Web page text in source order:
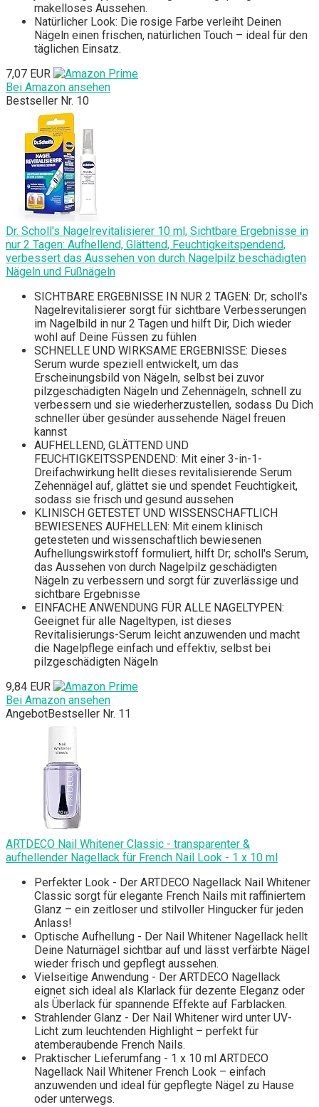
makelloses Aussehen.
Natürlicher Look: Die rosige Farbe verleiht Deinen
Nägeln einen frischen, natürlichen Touch – ideal für den
täglichen Einsatz.
7,07 EUR
Bei Amazon ansehen
Bestseller Nr. 10
Dr. Scholl's Nagelrevitalisierer 10 ml, Sichtbare Ergebnisse in
nur 2 Tagen: Aufhellend, Glättend, Feuchtigkeitspendend,
verbessert das Aussehen von durch Nagelpilz beschädigten
Nägeln und Fußnägeln
SICHTBARE ERGEBNISSE IN NUR 2 TAGEN: Dr; scholl's
Nagelrevitalisierer sorgt für sichtbare Verbesserungen
im Nagelbild in nur 2 Tagen und hilft Dir, Dich wieder
wohl auf Deine Füssen zu fühlen
SCHNELLE UND WIRKSAME ERGEBNISSE: Dieses
Serum wurde speziell entwickelt, um das
Erscheinungsbild von Nägeln, selbst bei zuvor
pilzgeschädigten Nägeln und Zehennägeln, schnell zu
verbessern und sie wiederherzustellen, sodass Du Dich
schneller über gesünder aussehende Nägel freuen
kannst
AUFHELLEND, GLÄTTEND UND
FEUCHTIGKEITSSPENDEND: Mit einer 3-in-1-
Dreifachwirkung hellt dieses revitalisierende Serum
Zehennägel auf, glättet sie und spendet Feuchtigkeit,
sodass sie frisch und gesund aussehen
KLINISCH GETESTET UND WISSENSCHAFTLICH
BEWIESENES AUFHELLEN: Mit einem klinisch
getesteten und wissenschaftlich bewiesenen
Aufhellungswirkstoff formuliert, hilft Dr; scholl's Serum,
das Aussehen von durch Nagelpilz geschädigten
Nägeln zu verbessern und sorgt für zuverlässige und
sichtbare Ergebnisse
EINFACHE ANWENDUNG FÜR ALLE NAGELTYPEN:
Geeignet für alle Nageltypen, ist dieses
Revitalisierungs-Serum leicht anzuwenden und macht
die Nagelpflege einfach und effektiv, selbst bei
pilzgeschädigten Nägeln
9,84 EUR
Bei Amazon ansehen
AngebotBestseller Nr. 11
ARTDECO Nail Whitener Classic - transparenter &
aufhellender Nagellack für French Nail Look - 1 x 10 ml
Perfekter Look - Der ARTDECO Nagellack Nail Whitener
Classic sorgt für elegante French Nails mit raffiniertem
Glanz – ein zeitloser und stilvoller Hingucker für jeden
Anlass!
Optische Aufhellung - Der Nail Whitener Nagellack hellt
Deine Naturnägel sichtbar auf und lässt verfärbte Nägel
wieder frisch und gepflegt aussehen.
Vielseitige Anwendung - Der ARTDECO Nagellack
eignet sich ideal als Klarlack für dezente Eleganz oder
als Überlack für spannende Effekte auf Farblacken.
Strahlender Glanz - Der Nail Whitener wird unter UV-
Licht zum leuchtenden Highlight – perfekt für
atemberaubende French Nails.
Praktischer Lieferumfang - 1 x 10 ml ARTDECO
Nagellack Nail Whitener French Look – einfach
anzuwenden und ideal für gepflegte Nägel zu Hause
oder unterwegs.